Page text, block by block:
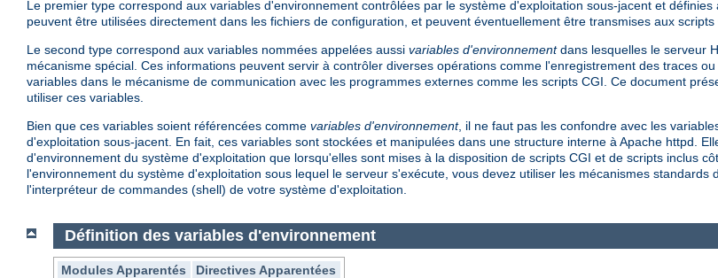
Le premier type correspond aux variables d'environnement contrôlées par le système d'exploitation sous-jacent et
peuvent être utilisées directement dans les fichiers de configuration, et peuvent éventuellement être transmises aux scripts
Le second type correspond aux variables nommées appelées aussi variables d'environnementdans lesquelles le serveur
mécanisme spécial. Ces informations peuvent servir à contrôler diverses opérations comme l'enregistrement des traces
variables dans le mécanisme de communication avec les programmes externes comme les scripts CGI. Ce document
utiliser ces variables.
Bien que ces variables soient référencées comme variables d'environnement, il ne faut pas les confondre avec les
d'exploitation sous-jacent. En fait, ces variables sont stockées et manipulées dans une structure interne à Apache httpd.
d'environnement du système d'exploitation que lorsqu'elles sont mises à la disposition de scripts CGI et de scripts inclus
l'environnement du système d'exploitation sous lequel le serveur s'exécute, vous devez utiliser les mécanismes
l'interpréteur de commandes (shell) de votre système d'exploitation.
Définition des variables d'environnement
Modules Apparentés
Directives Apparentées